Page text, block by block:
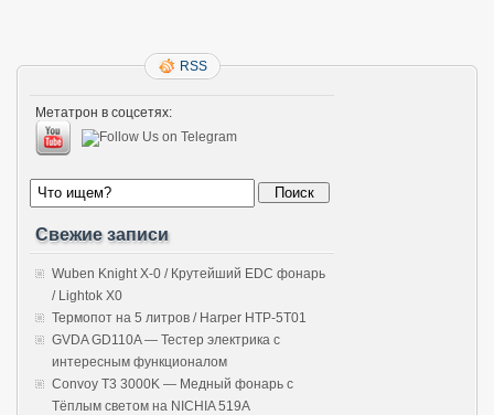
RSS
Метатрон в соцсетях:
Свежие записи
Wuben Knight X-0 / Крутейший EDC фонарь
/ Lightok X0
Термопот на 5 литров / Harper HTP-5T01
GVDA GD110A — Тестер электрика с
интересным функционалом
Convoy T3 3000K — Медный фонарь с
Тёплым светом на NICHIA 519A